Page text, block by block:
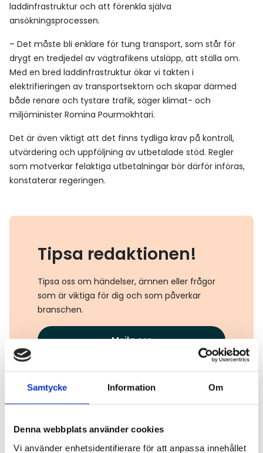
Samtycke Information Om
Denna webbplats använder cookies
Vi använder enhetsidentifierare för att anpassa innehållet
laddinfrastruktur och att förenkla själva
ansökningsprocessen.
– Det måste bli enklare för tung transport, som står för
drygt en tredjedel av vägtrafikens utsläpp, att ställa om.
Med en bred laddinfrastruktur ökar vi takten i
elektrifieringen av transportsektorn och skapar därmed
både renare och tystare trafik, säger klimat- och
miljöminister Romina Pourmokhtari.
Det är även viktigt att det finns tydliga krav på kontroll,
utvärdering och uppföljning av utbetalade stöd. Regler
som motverkar felaktiga utbetalningar bör därför införas,
konstaterar regeringen.
Tipsa redaktionen!
Tipsa oss om händelser, ämnen eller frågor
som är viktiga för dig och som påverkar
branschen.
Mejla oss
Läs även